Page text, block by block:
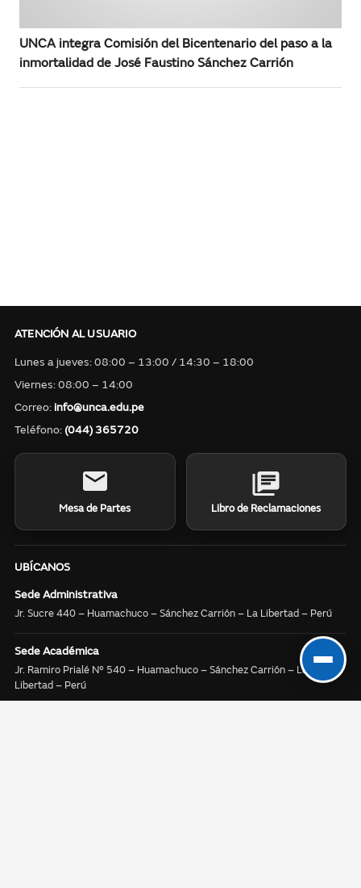
UNCA integra Comisión del Bicentenario del paso a la
inmortalidad de José Faustino Sánchez Carrión
ATENCIÓN AL USUARIO
Lunes a jueves: 08:00 – 13:00 / 14:30 – 18:00
Viernes: 08:00 – 14:00
Correo: info@unca.edu.pe
Teléfono: (044) 365720
Mesa de Partes Libro de Reclamaciones
UBÍCANOS
Sede Administrativa
Jr. Sucre 440 – Huamachuco – Sánchez Carrión – La Libertad – Perú
Sede Académica
Jr. Ramiro Prialé N° 540 – Huamachuco – Sánchez Carrión – La
Libertad – Perú